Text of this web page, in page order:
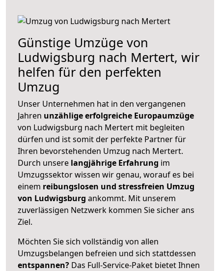
Günstige Umzüge von
Ludwigsburg nach Mertert, wir
helfen für den perfekten
Umzug
Unser Unternehmen hat in den vergangenen
Jahren unzählige erfolgreiche Europaumzüge
von Ludwigsburg nach Mertert mit begleiten
dürfen und ist somit der perfekte Partner für
Ihren bevorstehenden Umzug nach Mertert.
Durch unsere langjährige Erfahrung im
Umzugssektor wissen wir genau, worauf es bei
einem reibungslosen und stressfreien Umzug
von Ludwigsburg ankommt. Mit unserem
zuverlässigen Netzwerk kommen Sie sicher ans
Ziel.
Möchten Sie sich vollständig von allen
Umzugsbelangen befreien und sich stattdessen
entspannen? Das Full-Service-Paket bietet Ihnen